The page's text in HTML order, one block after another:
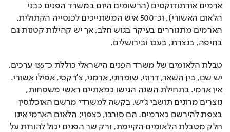
ארמים אורתודוקסים (הרשומים היום במשרד הפנים כבני
הלאום האשורי), וכ־500 איש המשתייכים לכנסייה הקתולית.
הארמים מתגוררים בעיקר בגוש חלב, אך יש קהילות קטנות גם
בחיפה, בנצרת, בעכו ובירושלים.
טבלת הלאומים של משרד הפנים הישראלי כוללת כ־135 ערכים.
יש שם, בין השאר, דרוזי, שומרוני, ארמני, צ'רקסי, אפילו אשורי.
אין ארמי. בתחילת השנה הגישו כמאתיים ראשי משפחות,
נוצרים מרונים תושבי ג'יש, בקשה למשרדי מרשם האוכלוסין
בצפת להירשם כארמים. הם סורבו, כצפוי; הלאום הארמי אינו
חלק מטבלת הלאומים הקיימת, ורק שר הפנים יכול להורות על